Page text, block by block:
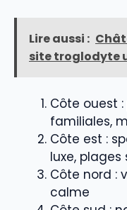
Lire aussi :
site troglodyte
Côte ouest
familiales,
Côte est :
luxe,
Côte nord :
calme